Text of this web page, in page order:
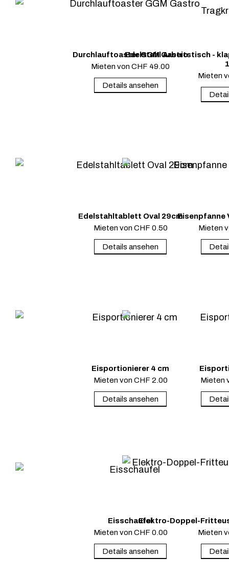
Durchlauftoaster GGM Gastro
Mieten von CHF 49.00
Details ansehen
Edelstahl Arbeitstisch -
Mieten
Edelstahltablett Oval 29cm
Mieten von CHF 0.50
Details ansehen
Eisenpfanne
Mieten
Eisportionierer 4 cm
Mieten von CHF 2.00
Details ansehen
Mieten
Eisschaufel
Mieten von CHF 0.00
Details ansehen
Elektro-Doppel-
Mieten